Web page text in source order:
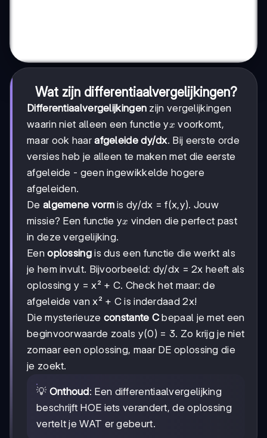
Wat zijn differentiaalvergelijkingen?
Differentiaalvergelijkingen zijn vergelijkingen
waarin niet alleen een functie yx
x voorkomt,
maar ook haarafgeleide dy/dx. Bij eerste orde
versies heb je alleen te maken met die eerste
afgeleide - geen ingewikkelde hogere
afgeleiden.
De algemene vormis dy/dx = f(x,y). Jouw
missie? Een functie yx
x vinden die perfect past
in deze vergelijking.
Eenoplossingis dus een functie die werkt als
je hem invult. Bijvoorbeeld: dy/dx = 2x heeft als
oplossing y = x² + C. Check het maar: de
afgeleide van x² + C is inderdaad 2x!
Die mysterieuze constante C bepaal je met een
beginvoorwaarde zoals y(0) = 3. Zo krijg je niet
zomaar een oplossing, maar DE oplossing die
je zoekt.
💡 Onthoud: Een differentiaalvergelijking
beschrijft HOE iets verandert, de oplossing
vertelt je WAT er gebeurt.